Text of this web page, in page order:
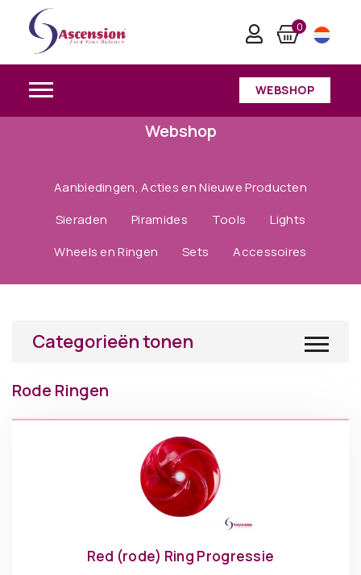
0
WEBSHOP
Webshop
Aanbiedingen, Acties en Nieuwe Producten
Sieraden
Piramides Tools
Lights
Wheels en Ringen
Sets Accessoires
Categorieën tonen
Rode Ringen
Red (rode) Ring Progressie